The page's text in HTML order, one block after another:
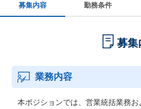
募集内容 勤務条件
募集
業務内容
本ポジションでは、営業統括業務